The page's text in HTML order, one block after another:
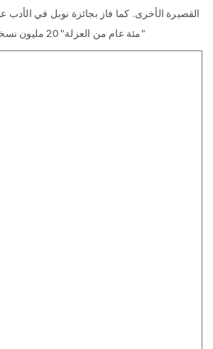
"مئة عام من العزلة" 20 مليون نسخة في جميع أنحاء العالم